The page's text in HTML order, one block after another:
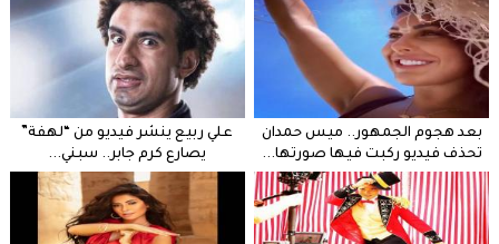
بعد هجوم الجمهور.. ميس حمدان
تحذف فيديو ركبت فيها صورتها...
علي ربيع ينشر فيديو من “لهفة”
يصارع كرم جابر.. سبني...